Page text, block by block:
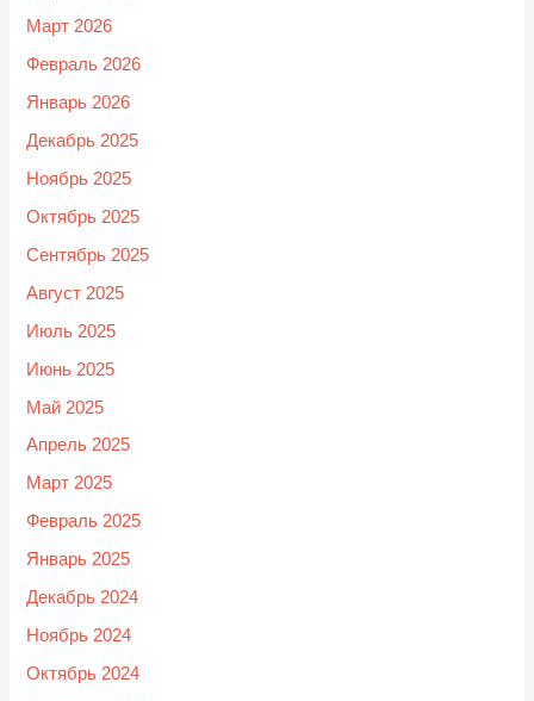
Март 2026
Февраль 2026
Январь 2026
Декабрь 2025
Ноябрь 2025
Октябрь 2025
Сентябрь 2025
Август 2025
Июль 2025
Июнь 2025
Май 2025
Апрель 2025
Март 2025
Февраль 2025
Январь 2025
Декабрь 2024
Ноябрь 2024
Октябрь 2024